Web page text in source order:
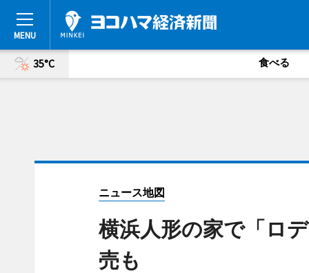
35°C 食べる
ニュース地図
横浜人形の家で「ロ
売も